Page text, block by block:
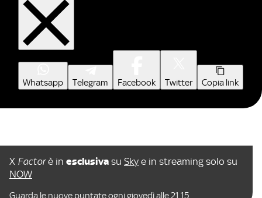
Whatsapp Telegram Facebook Twitter Copia link
X Factorè in esclusiva su Sky e in streaming solo su
NOW
Guarda le nuove puntate ogni giovedì alle 21.15